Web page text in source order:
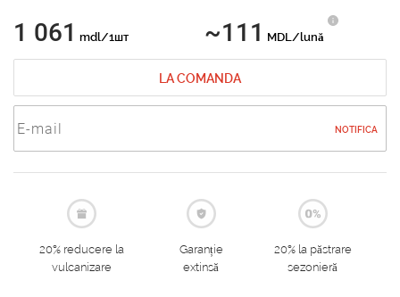
1 061 mdl/1шт ~111 MDL/lună
LA COMANDA
NOTIFICA
20% reducere la
vulcanizare
Garanție
extinsă
20% la păstrare
sezonieră